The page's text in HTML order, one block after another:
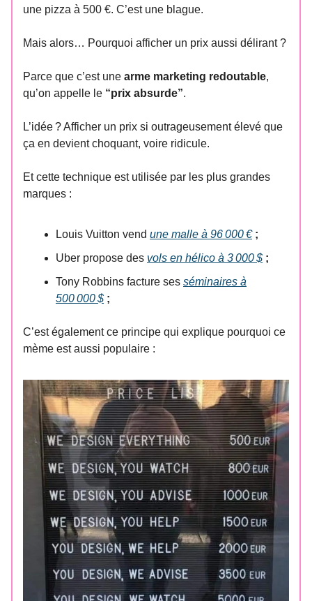
une pizza à 500 €. C’est une blague.
Mais alors… Pourquoi afficher un prix aussi délirant ?
Parce que c’est une arme marketing redoutable,
qu’on appelle le “prix absurde”.
L’idée ? Afficher un prix si outrageusement élevé que
ça en devient choquant, voire ridicule.
Et cette technique est utilisée par les plus grandes
marques :
Louis Vuitton vend une malle à 96 000 €;
Uber propose des vols en hélico à 3 000 $ ;
Tony Robbins facture ses séminaires à
500 000 $ ;
C’est également ce principe qui explique pourquoi ce
mème est aussi populaire :